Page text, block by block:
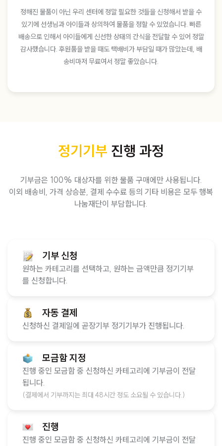
정해진 물품이 아닌 우리 센터에 정말 필요한 것들을 신청해서 받을 수
있기에 선생님과 아이들과 상의하여 물품을 정할 수 있었습니다. 빠른
배송으로 인해서 아이들에게 신선한 상태의 간식을 전달할 수 있어 정말
감사했습니다. 후원품을 받을 때도 택배비가 부담일 때가 많았는데, 배
송비마저 무료여서 정말 좋았습니다.
정기기부 진행 과정
기부금은 100% 대상자를 위한 물품 구매에만 사용됩니다.
이외 배송비, 가격 상승분, 결제 수수료 등의 기타 비용은 모두 행복
나눔재단이 부담합니다.
기부 신청
원하는 카테고리를 선택하고, 원하는 금액만큼 정기기부
를 신청합니다.
자동 결제
신청하신 결제일에 곧장기부 정기기부가 진행됩니다.
모금함 지정
진행 중인 모금함 중 신청하신 카테고리에 기부금이 전달
됩니다.
(결제에서 기부까지는 최대 48시간 정도 소요될 수 있습니다.)
진행
진행 중인 모금함 중 신청하신 카테고리에 기부금이 전달